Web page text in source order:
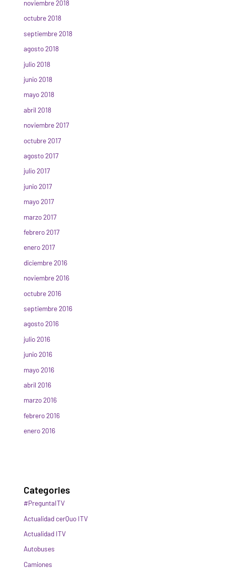
noviembre 2018
octubre 2018
septiembre 2018
agosto 2018
julio 2018
junio 2018
mayo 2018
abril 2018
noviembre 2017
octubre 2017
agosto 2017
julio 2017
junio 2017
mayo 2017
marzo 2017
febrero 2017
enero 2017
diciembre 2016
noviembre 2016
octubre 2016
septiembre 2016
agosto 2016
julio 2016
junio 2016
mayo 2016
abril 2016
marzo 2016
febrero 2016
enero 2016
Categories
#PreguntaITV
Actualidad cerQuo ITV
Actualidad ITV
Autobuses
Camiones